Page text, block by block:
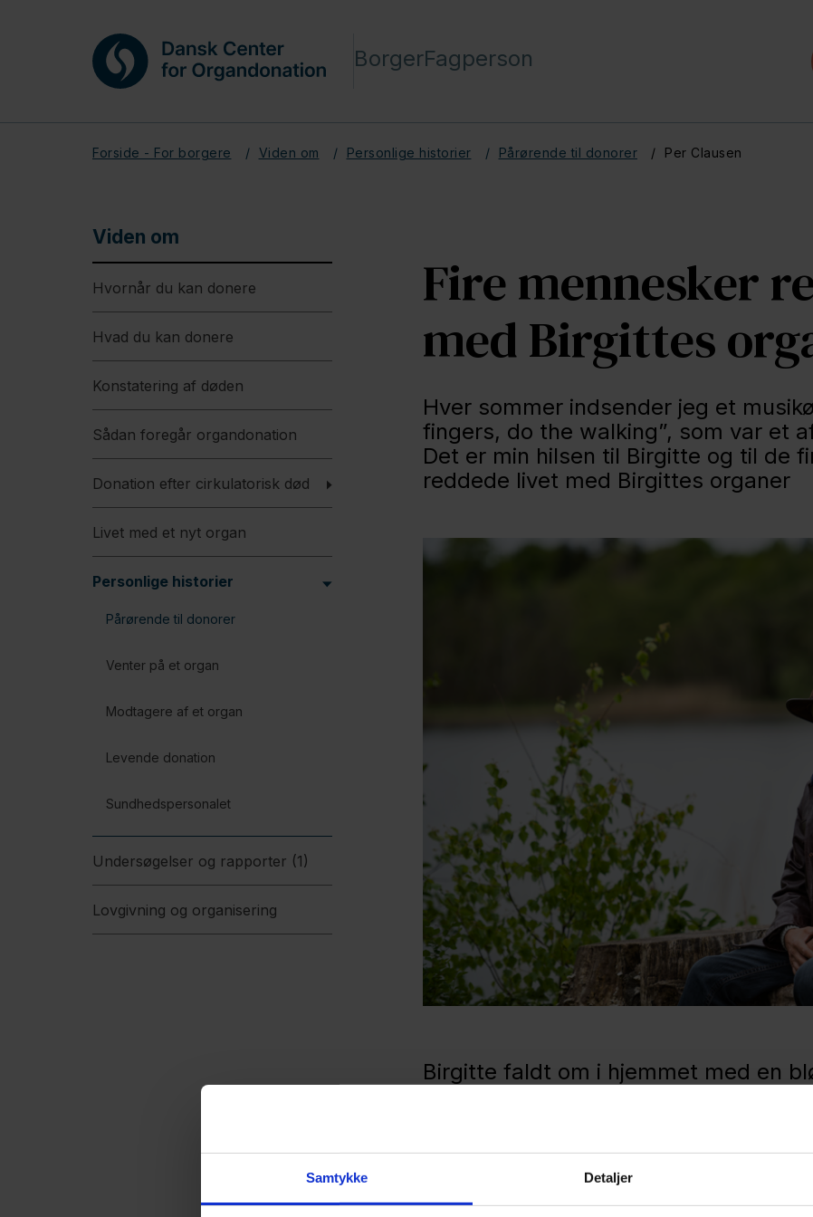
Samtykke Detaljer
BorgerFagperson
Forside - For borgere Viden om Personlige historier Pårørende til donorer Per Clausen
Viden om
Hvornår du kan donere
Hvad du kan donere
Konstatering af døden
Sådan foregår organdonation
Donation efter cirkulatorisk død
Livet med et nyt organ
Personlige historier
Pårørende til donorer
Venter på et organ
Modtagere af et organ
Levende donation
Sundhedspersonalet
Undersøgelser og rapporter (1)
Lovgivning og organisering
Fire mennesker
med Birgittes
Hver sommer indsender jeg et
fingers, do the walking”, som var et
Det er min hilsen til Birgitte og til de
reddede livet med Birgittes organer
Birgitte faldt om i hjemmet med en
Min samlever Birgitte fik som 54-årig konstateret et
pulsåren, som var i fare for at briste. Birgitte fik
Universitetshospital, og det gik godt. Men et par
en blødning i hjernen. Jeg havde kortvarig kontakt
med at trække vejret, før vi nåede frem til Aalborg
vejrtrækningen, men Birgitte lå nu i koma på